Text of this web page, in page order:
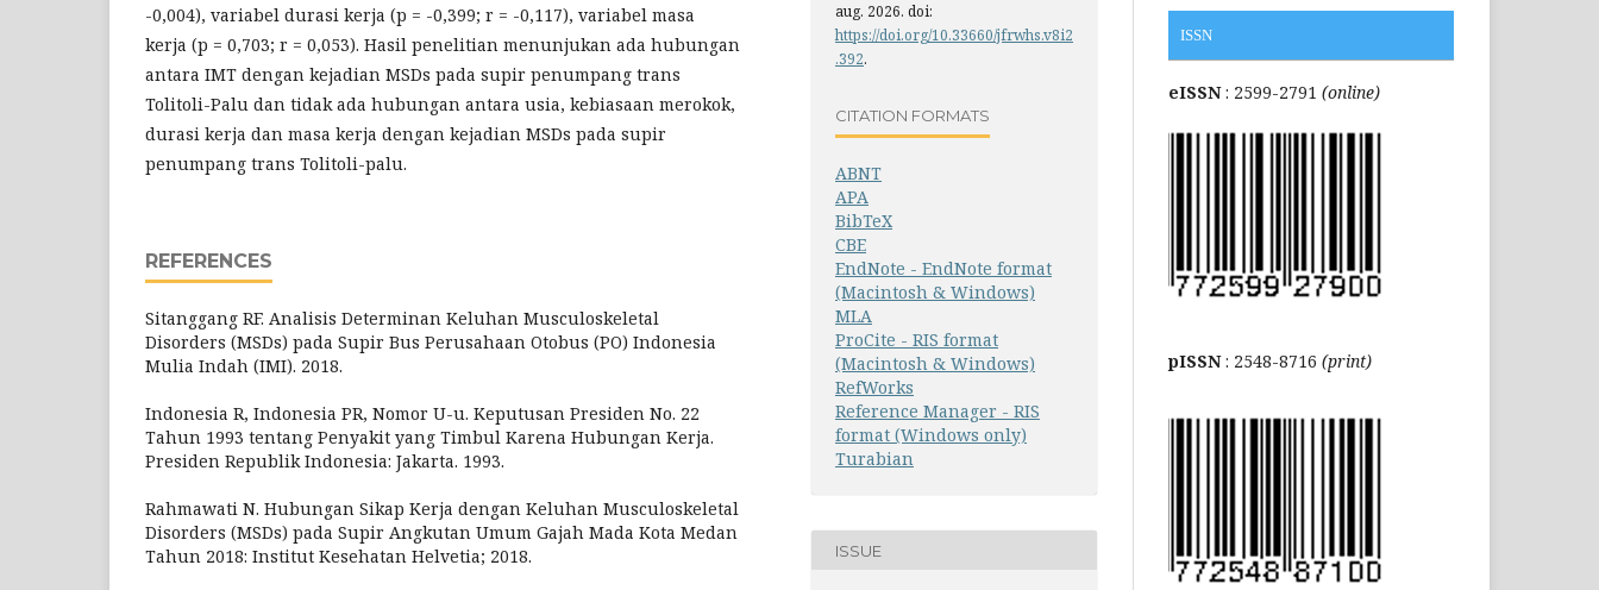
-0,004), variabel durasi kerja (p = -0,399; r = -0,117), variabel masa
kerja (p = 0,703; r = 0,053). Hasil penelitian menunjukan ada hubungan
antara IMT dengan kejadian MSDs pada supir penumpang trans
Tolitoli-Palu dan tidak ada hubungan antara usia, kebiasaan merokok,
durasi kerja dan masa kerja dengan kejadian MSDs pada supir
penumpang trans Tolitoli-palu.
REFERENCES
Sitanggang RF. Analisis Determinan Keluhan Musculoskeletal
Disorders (MSDs) pada Supir Bus Perusahaan Otobus (PO) Indonesia
Mulia Indah (IMI). 2018.
Indonesia R, Indonesia PR, Nomor U-u. Keputusan Presiden No. 22
Tahun 1993 tentang Penyakit yang Timbul Karena Hubungan Kerja.
Presiden Republik Indonesia: Jakarta. 1993.
Rahmawati N. Hubungan Sikap Kerja dengan Keluhan Musculoskeletal
Disorders (MSDs) pada Supir Angkutan Umum Gajah Mada Kota Medan
Tahun 2018: Institut Kesehatan Helvetia; 2018.
aug. 2026. doi:
https://doi.org/10.33660/jfrwhs.v8i2
.392.
CITATION FORMATS
ABNT
APA
BibTeX
CBE
EndNote - EndNote format
(Macintosh & Windows)
MLA
ProCite - RIS format
(Macintosh & Windows)
RefWorks
Reference Manager - RIS
format (Windows only)
Turabian
ISSUE
ISSN
eISSN: 2599-2791 (online)
pISSN: 2548-8716 (print)